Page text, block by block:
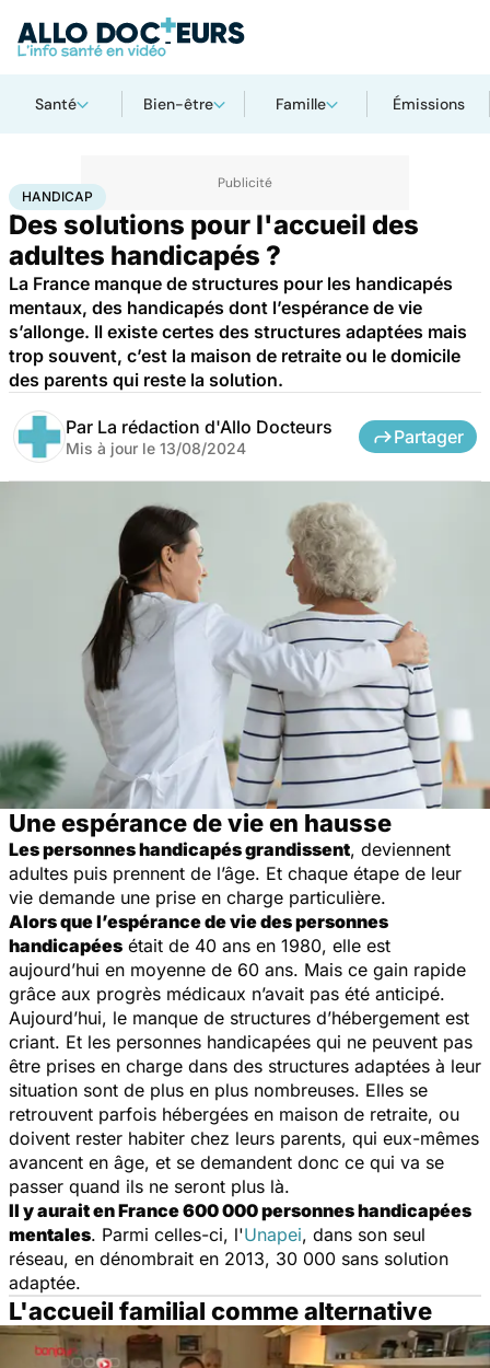
Santé Bien-être Famille Émissions
AccueilSanté Maladies
HANDICAP
Des solutions pour l'accueil des
adultes handicapés ?
La France manque de structures pour les handicapés
mentaux, des handicapés dont l’espérance de vie
s’allonge. Il existe certes des structures adaptées mais
trop souvent, c’est la maison de retraite ou le domicile
des parents qui reste la solution.
Par La rédaction d'Allo Docteurs
Mis à jour le 13/08/2024
Partager
Une espérance de vie en hausse
Les personnes handicapés grandissent, deviennent
adultes puis prennent de l’âge. Et chaque étape de leur
vie demande une prise en charge particulière.
Alors que l’espérance de vie des personnes
handicapées était de 40 ans en 1980, elle est
aujourd’hui en moyenne de 60 ans. Mais ce gain rapide
grâce aux progrès médicaux n’avait pas été anticipé.
Aujourd’hui, le manque de structures d’hébergement est
criant. Et les personnes handicapées qui ne peuvent pas
être prises en charge dans des structures adaptées à leur
situation sont de plus en plus nombreuses. Elles se
retrouvent parfois hébergées en maison de retraite, ou
doivent rester habiter chez leurs parents, qui eux-mêmes
avancent en âge, et se demandent donc ce qui va se
passer quand ils ne seront plus là.
Il y aurait en France 600 000 personnes handicapées
mentales. Parmi celles-ci, l'Unapei, dans son seul
réseau, en dénombrait en 2013, 30 000 sans solution
adaptée.
L'accueil familial comme alternative